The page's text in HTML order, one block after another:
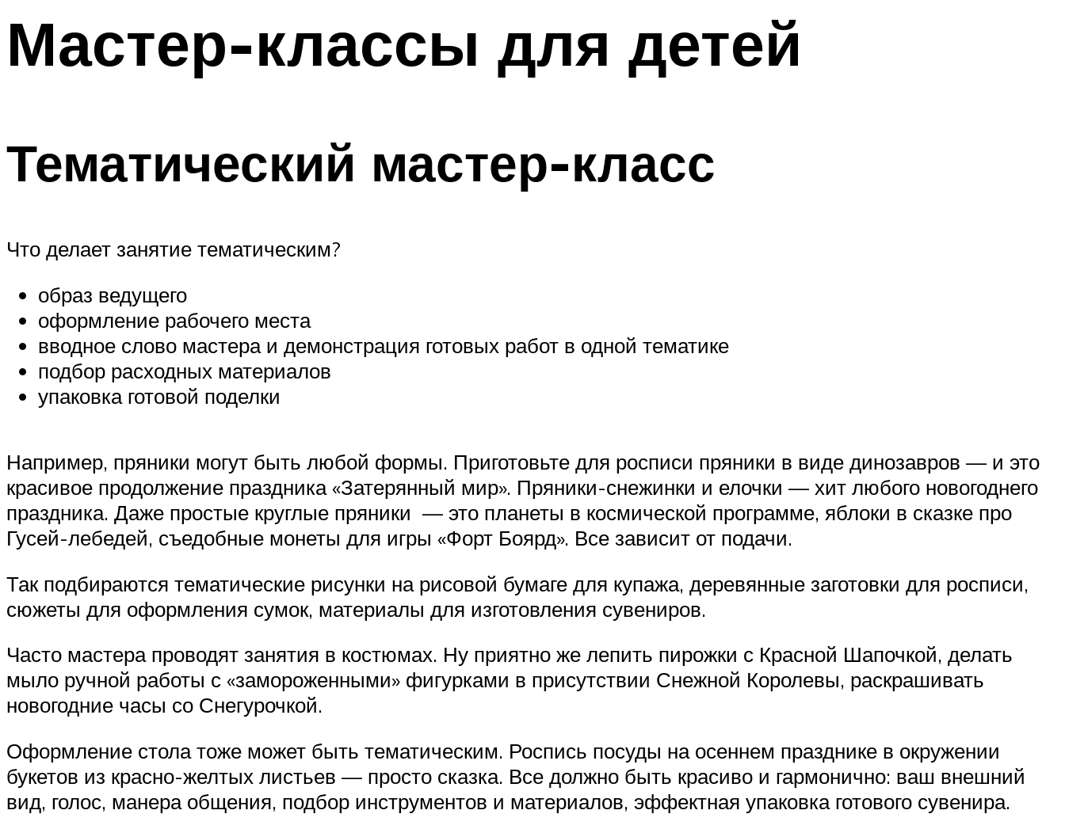
Меню
Мастер-классы для детей
Тематический мастер-класс
Что делает занятие тематическим?
образ ведущего
оформление рабочего места
вводное слово мастера и демонстрация готовых работ в одной тематике
подбор расходных материалов
упаковка готовой поделки
Например, пряники могут быть любой формы. Приготовьте для росписи пряники в виде динозавров — и это
красивое продолжение праздника «Затерянный мир». Пряники-снежинки и елочки — хит любого новогоднего
праздника. Даже простые круглые пряники — это планеты в космической программе, яблоки в сказке про
Гусей-лебедей, съедобные монеты для игры «Форт Боярд». Все зависит от подачи.
Так подбираются тематические рисунки на рисовой бумаге для купажа, деревянные заготовки для росписи,
сюжеты для оформления сумок, материалы для изготовления сувениров.
Часто мастера проводят занятия в костюмах. Ну приятно же лепить пирожки с Красной Шапочкой, делать
мыло ручной работы с «замороженными» фигурками в присутствии Снежной Королевы, раскрашивать
новогодние часы со Снегурочкой.
Оформление стола тоже может быть тематическим. Роспись посуды на осеннем празднике в окружении
букетов из красно-желтых листьев — просто сказка. Все должно быть красиво и гармонично: ваш внешний
вид, голос, манера общения, подбор инструментов и материалов, эффектная упаковка готового сувенира.